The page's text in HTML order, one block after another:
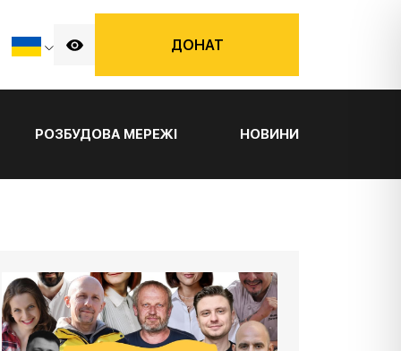
ДОНАТ
РОЗБУДОВА МЕРЕЖІ НОВИНИ